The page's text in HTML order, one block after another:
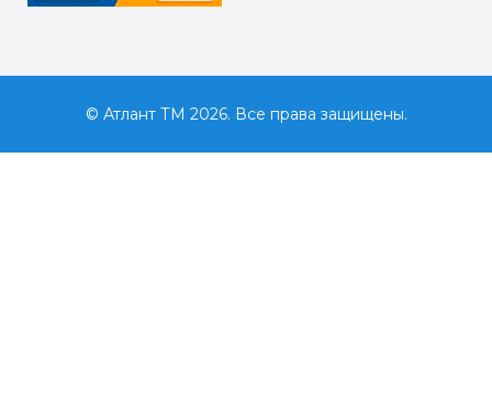
© Атлант ТМ 2026. Все права защищены.